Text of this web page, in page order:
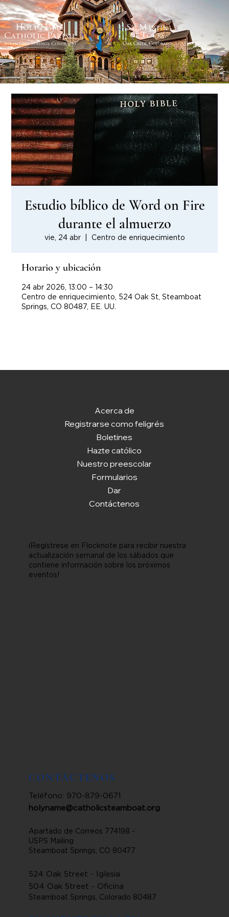
Estudio bíblico de Word on Fire
durante el almuerzo
vie, 24 abr
  |
Centro de enriquecimiento
Horario y ubicación
24 abr 2026, 13:00 – 14:30
Centro de enriquecimiento, 524 Oak St, Steamboat
Springs, CO 80487, EE. UU.
Acerca de
Registrarse como feligrés
Boletines
Hazte católico
Nuestro preescolar
Formularios
Dar
Contáctenos
¡Regístrese en Flocknote para recibir nuestra
actualización semanal de los sábados que
contiene información sobre los próximos
eventos!
CONTÁCTENOS
Teléfono: 970-879-0671
holyname@catholicsteamboat.org
Apartado de Correos 774198 -
USPS Mailing
Steamboat Springs, CO 80477
524 Oak Street - Iglesia
504 Oak Street - Oficina
Steamboat Springs, Colorado 80487